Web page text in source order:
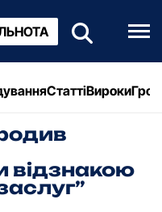
СтаттіВироки
відзнакою